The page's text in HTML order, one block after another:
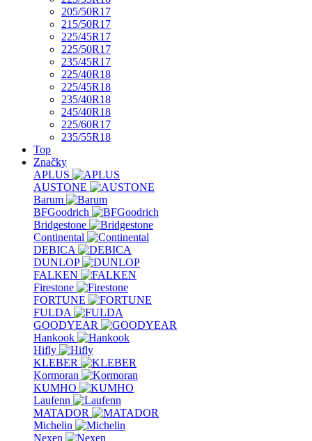
205/50R17
215/50R17
225/45R17
225/50R17
235/45R17
225/40R18
225/45R18
235/40R18
245/40R18
225/60R17
235/55R18
Top
Značky
APLUS
AUSTONE
Barum
BFGoodrich
Bridgestone
Continental
DEBICA
DUNLOP
FALKEN
Firestone
FORTUNE
FULDA
GOODYEAR
Hankook
Hifly
KLEBER
Kormoran
KUMHO
Laufenn
MATADOR
Michelin
Nexen